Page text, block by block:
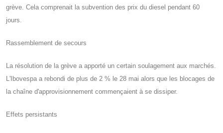
grève. Cela comprenait la subvention des prix du diesel pendant 60
jours.
Rassemblement de secours
La résolution de la grève a apporté un certain soulagement aux marchés.
L'Ibovespa a rebondi de plus de 2 % le 28 mai alors que les blocages de
la chaîne d'approvisionnement commençaient à se dissiper.
Effets persistants